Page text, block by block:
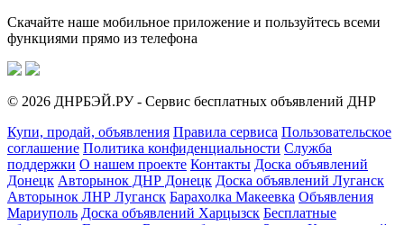
Скачайте наше мобильное приложение и пользуйтесь всеми
функциями прямо из телефона
© 2026 ДНРБЭЙ.РУ - Сервис бесплатных объявлений ДНР
Купи, продай, объявления Правила сервиса Пользовательское
соглашение Политика конфиденциальности Служба
поддержки О нашем проекте Контакты Доска объявлений
Донецк Авторынок ДНР Донецк Доска объявлений Луганск
Авторынок ЛНР Луганск Барахолка Макеевка Объявления
Мариуполь Доска объявлений Харцызск Бесплатные